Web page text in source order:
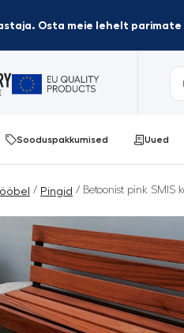
Osta meie lehelt
Sooduspakkumised Uued
/ Pingid / Betoonist pink SMIS